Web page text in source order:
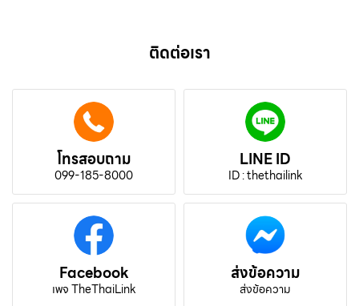
ติดต่อเรา
โทรสอบถาม
099-185-8000
LINE ID
ID : thethailink
Facebook
เพจ TheThaiLink
ส่งข้อความ
ส่งข้อความ